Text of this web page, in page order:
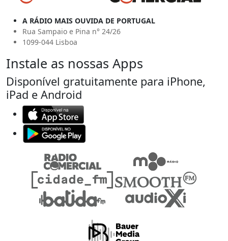
A RÁDIO MAIS OUVIDA DE PORTUGAL
Rua Sampaio e Pina n° 24/26
1099-044 Lisboa
Instale as nossas Apps
Disponível gratuitamente para iPhone,
iPad e Android